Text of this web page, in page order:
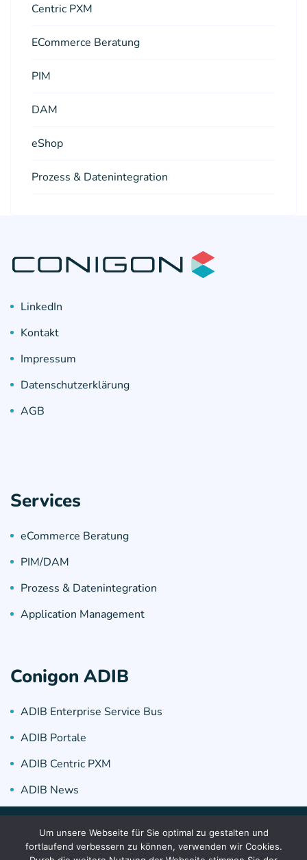
Centric PXM
ECommerce Beratung
PIM
DAM
eShop
Prozess & Datenintegration
LinkedIn
Kontakt
Impressum
Datenschutzerklärung
AGB
Services
eCommerce Beratung
PIM/DAM
Prozess & Datenintegration
Application Management
Conigon ADIB
ADIB Enterprise Service Bus
ADIB Portale
ADIB Centric PXM
ADIB News
Copyright 2025, CONIGON GmbH, CONIGON France
SAS
Um unsere Webseite für Sie optimal zu gestalten und
fortlaufend verbessern zu können, verwenden wir Cookies.